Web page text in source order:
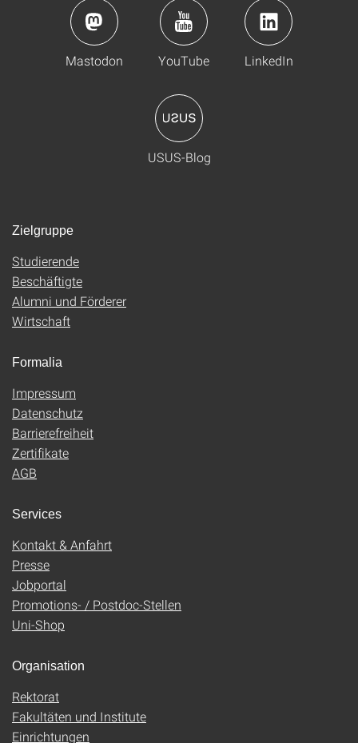
Mastodon YouTube LinkedIn
USUS-Blog
Zielgruppe
Studierende
Beschäftigte
Alumni und Förderer
Wirtschaft
Formalia
Impressum
Datenschutz
Barrierefreiheit
Zertifikate
AGB
Services
Kontakt & Anfahrt
Presse
Jobportal
Promotions- / Postdoc-Stellen
Uni-Shop
Organisation
Rektorat
Fakultäten und Institute
Einrichtungen